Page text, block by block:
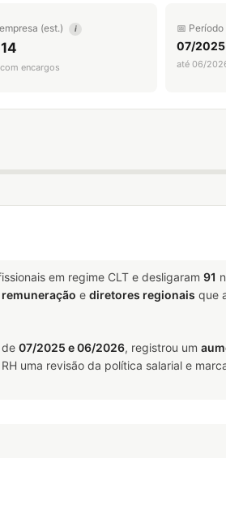
(est.) i
encargos
📅
07/2025
até 06/
em regime CLT e desligaram 91
e diretores regionais que
de 07/2025 e 06/2026, registrou um
uma revisão da política salarial e